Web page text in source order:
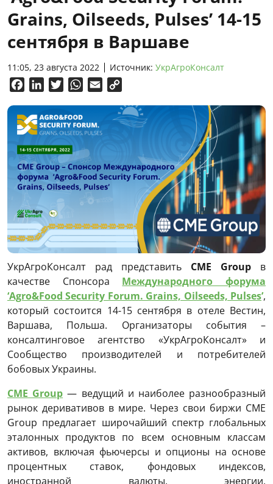
Grains, Oilseeds, Pulses’ 14-15
сентября в Варшаве
11:05, 23 августа 2022 Источник: УкрАгроКонсалт
FacebookLinkedInTwitterWhatsApp
Email
УкрАгроКонсалт рад представить CME Group в
качестве Спонсора Международного форума
‘Agro&Food Security Forum. Grains, Oilseeds, Pulses’,
который состоится 14-15 сентября в отеле Вестин,
Варшава, Польша. Организаторы события –
консалтинговое агентство «УкрАгроКонсалт» и
Сообщество производителей и потребителей
бобовых Украины.
CME Group — ведущий и наиболее разнообразный
рынок деривативов в мире. Через свои биржи CME
Group предлагает широчайший спектр глобальных
эталонных продуктов по всем основным классам
активов, включая фьючерсы и опционы на основе
процентных ставок, фондовых индексов,
иностранной валюты, энергии,